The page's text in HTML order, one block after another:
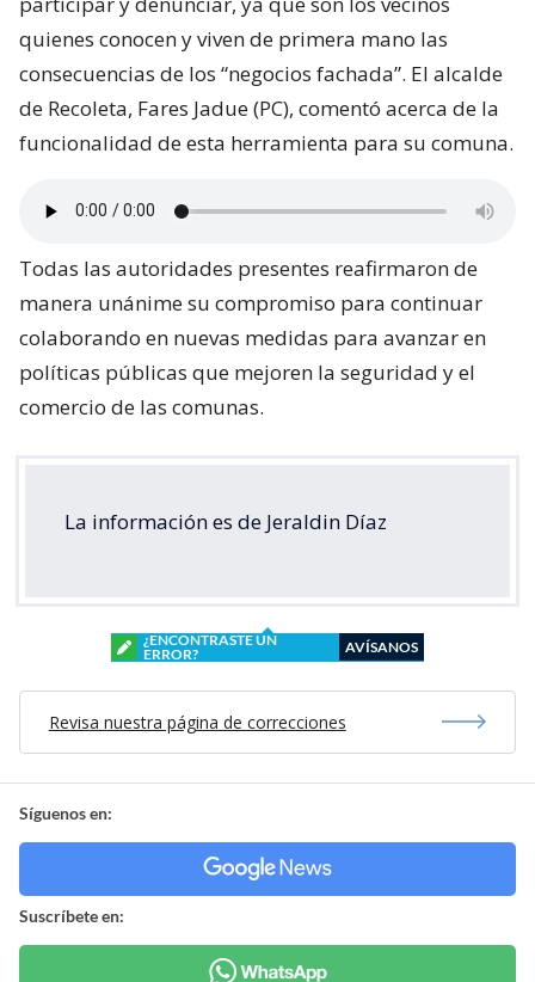
quienes conocen y viven de primera mano las
consecuencias de los “negocios fachada”. El alcalde
de Recoleta, Fares Jadue (PC), comentó acerca de la
funcionalidad de esta herramienta para su comuna.
Todas las autoridades presentes reafirmaron de
manera unánime su compromiso para continuar
colaborando en nuevas medidas para avanzar en
políticas públicas que mejoren la seguridad y el
comercio de las comunas.
La información es de Jeraldin Díaz
¿ENCONTRASTE UN
ERROR?
AVÍSANOS
Revisa nuestra página de correcciones
Síguenos en:
Suscríbete en: